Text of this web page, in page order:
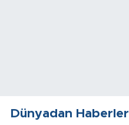
Dünyadan Haberler